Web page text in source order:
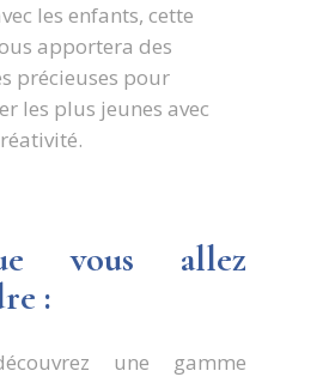
les enfants, cette
apportera des
précieuses pour
les plus jeunes avec
vous allez
:
une gamme